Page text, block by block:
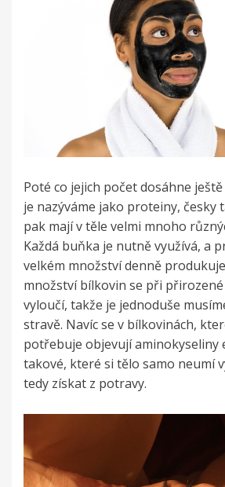
Poté co jejich počet dosáhne
je nazýváme jako proteiny, česky
pak mají v těle velmi mnoho
Každá buňka je nutně využívá, a
velkém množství denně
množství bílkovin se při
vyloučí, takže je jednoduše
stravě. Navíc se v bílkovinách,
potřebuje objevují aminokyseliny
takové, které si tělo samo neumí
tedy získat z potravy.